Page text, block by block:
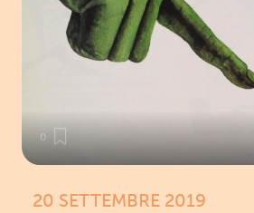
0
20 SETTEMBRE 2019